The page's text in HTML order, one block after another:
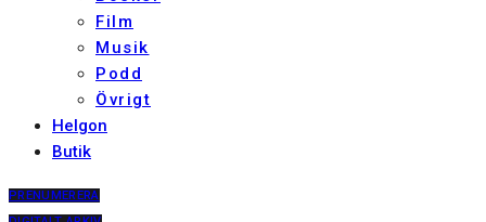
Film
Musik
Podd
Övrigt
Helgon
Butik
PRENUMERERA